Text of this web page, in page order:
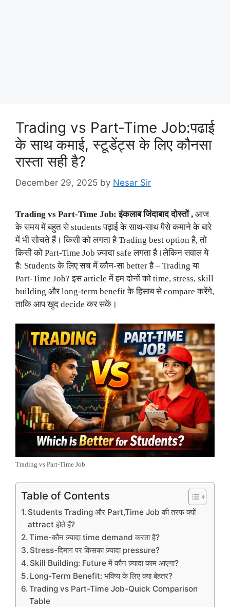
Trading vs Part-Time Job:पढाई
के साथ कमाई, स्टूडेंट्स के लिए कौनसा
रास्ता सही है?
December 29, 2025 by Nesar Sir
Trading vs Part-Time Job: इंकलाब जिंदाबाद दोस्तों , आज
के समय में बहुत से students पढ़ाई के साथ-साथ पैसे कमाने के बारे
में भी सोचते हैं। किसी को लगता है Trading best option है, तो
किसी को Part-Time Job ज़्यादा safe लगता है।लेकिन सवाल ये
है: Students के लिए सच में कौन-सा better है – Trading या
Part-Time Job? इस article में हम दोनों को time, stress, skill
building और long-term benefit के हिसाब से compare करेंगे,
ताकि आप खुद decide कर सकें।
Trading vs Part-Time Job
Table of Contents
Students Trading और Part,Time Job की तरफ क्यों
attract होते हैं?
Time-कौन ज़्यादा time demand करता है?
Stress-दिमाग पर किसका ज़्यादा pressure?
Skill Building: Future में कौन ज़्यादा काम आएगा?
Long-Term Benefit: भविष्य के लिए क्या बेहतर?
Trading vs Part-Time Job-Quick Comparison
Table